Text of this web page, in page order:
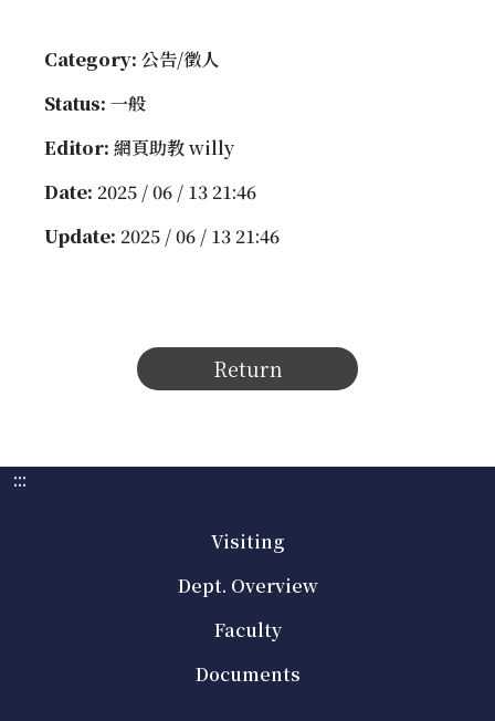
Category: 公告/徵人
Status: 一般
Editor: 網頁助教 willy
Date: 2025 / 06 / 13 21:46
Update: 2025 / 06 / 13 21:46
Return
:::
Visiting
Dept. Overview
Faculty
Documents